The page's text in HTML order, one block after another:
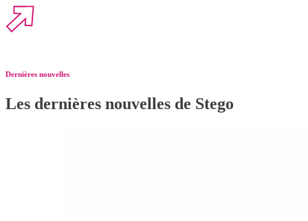
Dernières nouvelles
Les dernières nouvelles de Stego